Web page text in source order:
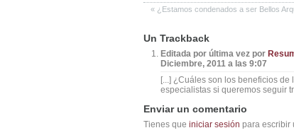
« ¿Estamos condenados a ser Bellos
Un Trackback
Editada por última vez por
Diciembre, 2011 a las 9:07
[...] ¿Cuáles son los beneficios
especialistas si queremos seguir
Enviar un comentario
Tienes que iniciar sesión para escribir